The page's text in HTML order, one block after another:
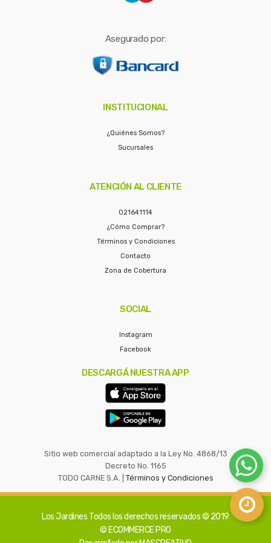
Asegurado por:
INSTITUCIONAL
¿Quiénes Somos?
Sucursales
ATENCIÓN AL CLIENTE
021641114
¿Cómo Comprar?
Términos y Condiciones
Contacto
Zona de Cobertura
SOCIAL
Instagram
Facebook
DESCARGÁ NUESTRA APP
Sitio web comercial adaptado a la Ley No. 4868/13
Decreto No. 1165
TODO CARNE S.A. | Términos y Condiciones
Los Jardines Todos los derechos reservados © 2019
© ECOMMERCE PRO